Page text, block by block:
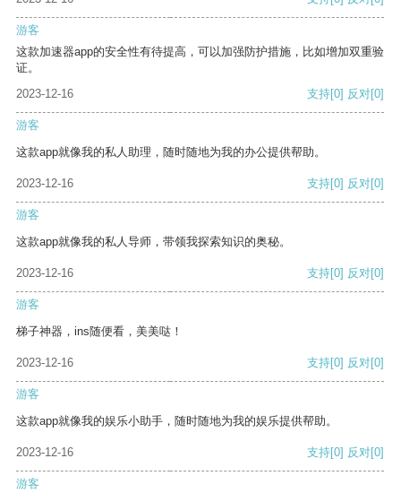
游客
这款加速器app的安全性有待提高，可以加强防护措施，比如增加双重验
证。
2023-12-16
支持[0] 反对[0]
游客
这款app就像我的私人助理，随时随地为我的办公提供帮助。
2023-12-16 支持[0] 反对[0]
游客
这款app就像我的私人导师，带领我探索知识的奥秘。
2023-12-16 支持[0] 反对[0]
游客
梯子神器，ins随便看，美美哒！
2023-12-16 支持[0] 反对[0]
游客
这款app就像我的娱乐小助手，随时随地为我的娱乐提供帮助。
2023-12-16 支持[0] 反对[0]
游客